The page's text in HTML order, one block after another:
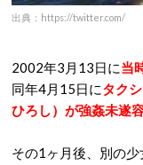
出典：https://twitter.com/
2002年3月13日に当
同年4月15日にタク
ひろし）が強姦未遂
その1ヶ月後、別の